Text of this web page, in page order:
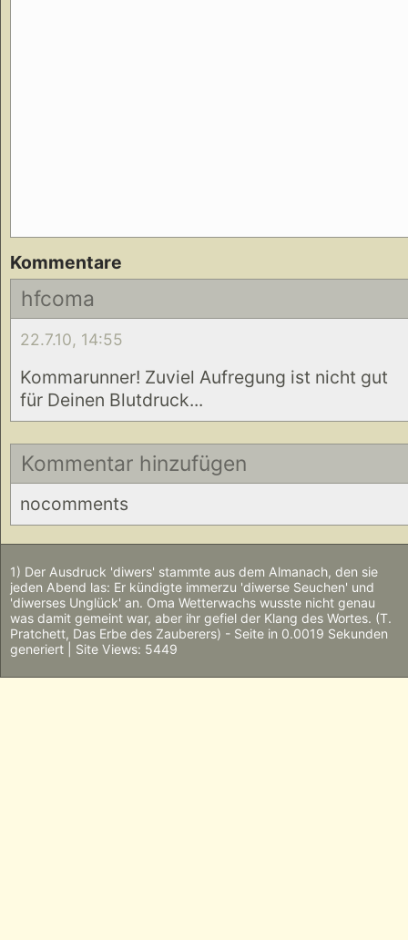
Kommentare
hfcoma
22.7.10, 14:55
Kommarunner! Zuviel Aufregung ist nicht gut
für Deinen Blutdruck...
Kommentar hinzufügen
nocomments
1) Der Ausdruck 'diwers' stammte aus dem Almanach, den sie
jeden Abend las: Er kündigte immerzu 'diwerse Seuchen' und
'diwerses Unglück' an. Oma Wetterwachs wusste nicht genau
was damit gemeint war, aber ihr gefiel der Klang des Wortes. (T.
Pratchett, Das Erbe des Zauberers) - Seite in 0.0019 Sekunden
generiert | Site Views: 5449